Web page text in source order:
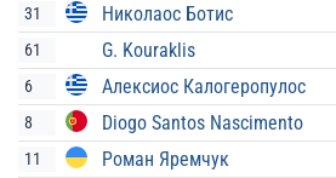
31 Николаос Ботис
61 G. Kouraklis
6 Алексиос Калогеропулос
8 Diogo Santos Nascimento
11 Роман Яремчук